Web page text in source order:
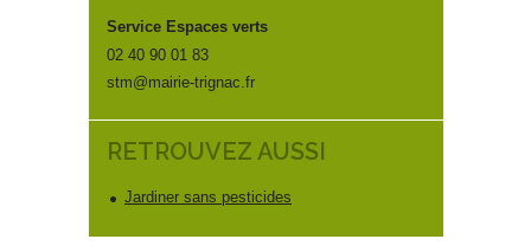
Service Espaces verts
02 40 90 01 83
stm@mairie-trignac.fr
RETROUVEZ AUSSI
Jardiner sans pesticides